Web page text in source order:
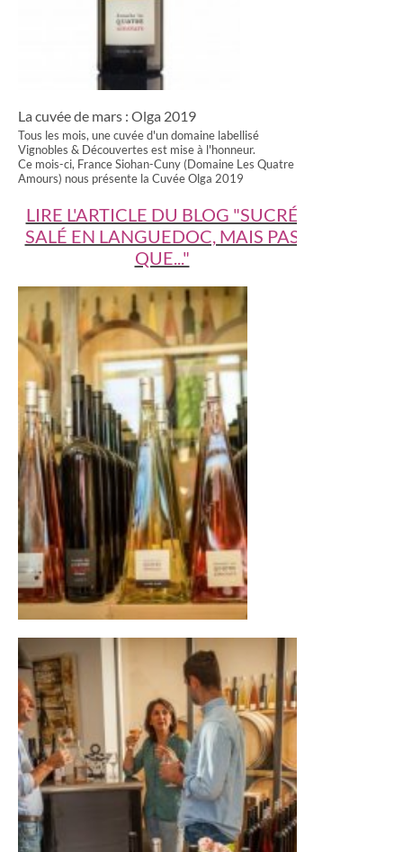
La cuvée de mars : Olga 2019
Tous les mois, une cuvée d'un domaine labellisé
Vignobles & Découvertes est mise à l'honneur.
Ce mois-ci, France Siohan-Cuny (Domaine Les Quatre
Amours) nous présente la Cuvée Olga 2019
LIRE L'ARTICLE DU BLOG "SUCRÉ
SALÉ EN LANGUEDOC, MAIS PAS
QUE..."